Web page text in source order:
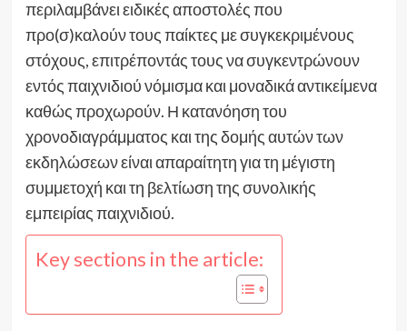
περιλαμβάνει ειδικές αποστολές που
προ(σ)καλούν τους παίκτες με συγκεκριμένους
στόχους, επιτρέποντάς τους να συγκεντρώνουν
εντός παιχνιδιού νόμισμα και μοναδικά αντικείμενα
καθώς προχωρούν. Η κατανόηση του
χρονοδιαγράμματος και της δομής αυτών των
εκδηλώσεων είναι απαραίτητη για τη μέγιστη
συμμετοχή και τη βελτίωση της συνολικής
εμπειρίας παιχνιδιού.
Key sections in the article: